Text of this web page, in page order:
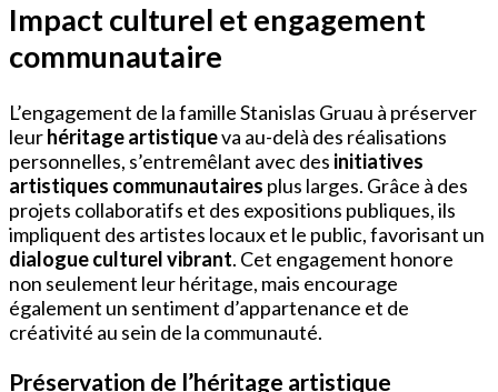
Impact culturel et engagement
communautaire
L’engagement de la famille Stanislas Gruau à préserver
leurhéritage artistiqueva au-delà des réalisations
personnelles, s’entremêlant avec des initiatives
artistiques communautaires plus larges. Grâce à des
projets collaboratifs et des expositions publiques, ils
impliquent des artistes locaux et le public, favorisant un
dialogue culturel vibrant. Cet engagement honore
non seulement leur héritage, mais encourage
également un sentiment d’appartenance et de
créativité au sein de la communauté.
Préservation de l’héritage artistique